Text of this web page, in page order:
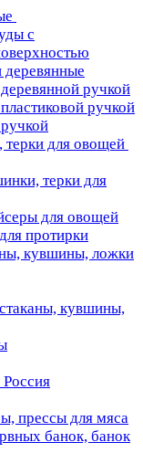
с
ручкой
ручкой
для овощей
терки для
для овощей
протирки
кувшины, ложки
кувшины,
прессы для мяса
банок, банок